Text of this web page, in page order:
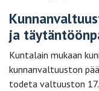
ja
Kuntalain mukaan
kunnanvaltuuston
todeta valtuuston